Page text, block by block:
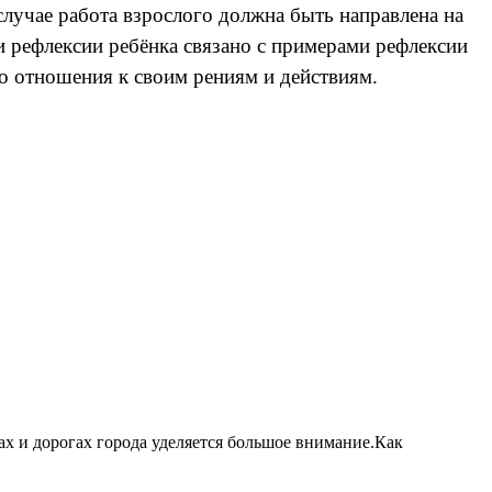
работа взрослого должна быть направлена на
ребёнка связано с примерами рефлексии
отношения к своим рениям и действиям.
и дорогах города уделяется большое внимание.Как